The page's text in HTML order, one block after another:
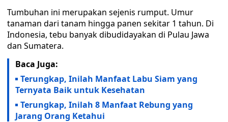
Tumbuhan ini merupakan sejenis rumput. Umur
tanaman dari tanam hingga panen sekitar 1 tahun. Di
Indonesia, tebu banyak dibudidayakan di Pulau Jawa
dan Sumatera.
Baca Juga:
Terungkap, Inilah Manfaat Labu Siam yang
Ternyata Baik untuk Kesehatan
Terungkap, Inilah 8 Manfaat Rebung yang
Jarang Orang Ketahui